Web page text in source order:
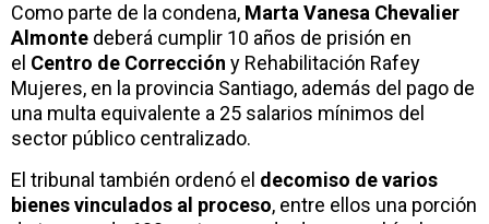
Como parte de la condena, Marta Vanesa Chevalier
Almonte deberá cumplir 10 años de prisión en
el Centro de Corrección y Rehabilitación Rafey
Mujeres, en la provincia Santiago, además del pago de
una multa equivalente a 25 salarios mínimos del
sector público centralizado.
El tribunal también ordenó el decomiso de varios
bienes vinculados al proceso, entre ellos una porción